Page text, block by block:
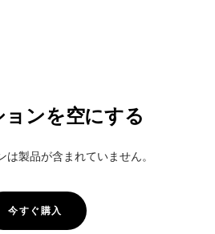
ョンを空にする
は製品が含まれていません。
今すぐ購入